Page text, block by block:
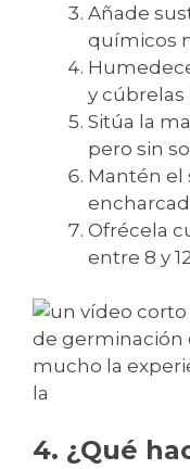
Añade
químicos
y
Sitúa la
pero sin
Mantén el
Ofrécela
entre 8 y
4. ¿Qué